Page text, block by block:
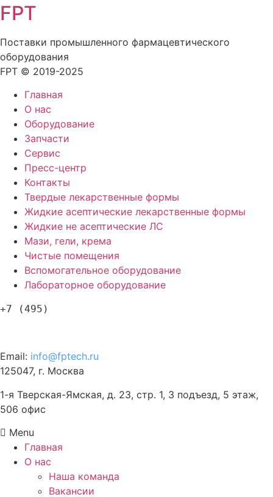
FPT
Поставки промышленного фармацевтического
оборудования
FPT © 2019-2025
Главная
О нас
Оборудование
Запчасти
Сервис
Пресс-центр
Контакты
Твердые лекарственные формы
Жидкие асептические лекарственные формы
Жидкие не асептические ЛС
Мази, гели, крема
Чистые помещения
Вспомогательное оборудование
Лабораторное оборудование
+7 (495)
Email: info@fptech.ru
125047, г. Москва
1-я Тверская-Ямская, д. 23, стр. 1, 3 подъезд, 5 этаж,
506 офис
Menu
Главная
О нас
Наша команда
Вакансии